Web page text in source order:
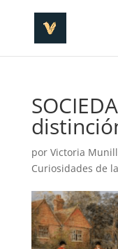
por Victoria
Curiosidades de